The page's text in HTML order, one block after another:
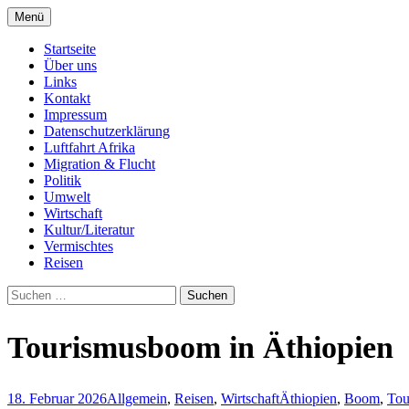
Zum
Inhalt
springen
AFRICA live
Menü
Startseite
Über uns
Links
Kontakt
Impressum
Datenschutzerklärung
Luftfahrt Afrika
Migration & Flucht
Politik
Umwelt
Wirtschaft
Kultur/Literatur
Vermischtes
Reisen
Suchen
nach:
Tourismusboom in Äthiopien
18. Februar 2026Allgemein, Reisen, WirtschaftÄthiopien, Boom,